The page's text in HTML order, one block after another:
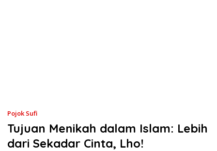
Pojok Sufi
Tujuan Menikah dalam Islam: Lebih
dari Sekadar Cinta, Lho!